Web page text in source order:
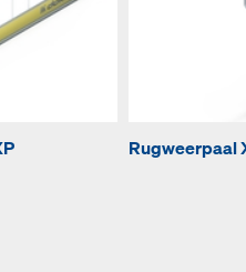
Rugweerpaal